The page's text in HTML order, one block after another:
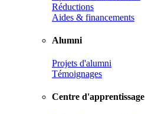
Réductions
Aides & financements
Alumni
Projets d'alumni
Témoignages
Centre d'apprentissage